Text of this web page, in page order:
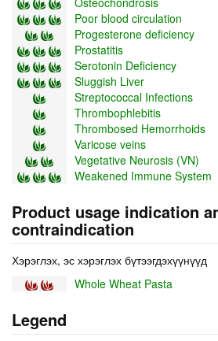
Poor blood circulation
Progesterone deficiency
Prostatitis
Serotonin Deficiency
Sluggish Liver
Streptococcal Infections
Thrombophlebitis
Thrombosed Hemorrhoids
Varicose veins
Vegetative Neurosis (VN)
Weakened Immune System
Product usage indication
contraindication
Хэрэглэх, эс хэрэглэх бүтээгдэхүүнүүд
Whole Wheat Pasta
Legend